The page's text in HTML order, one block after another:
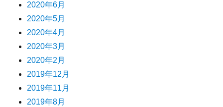
2020年6月
2020年5月
2020年4月
2020年3月
2020年2月
2019年12月
2019年11月
2019年8月